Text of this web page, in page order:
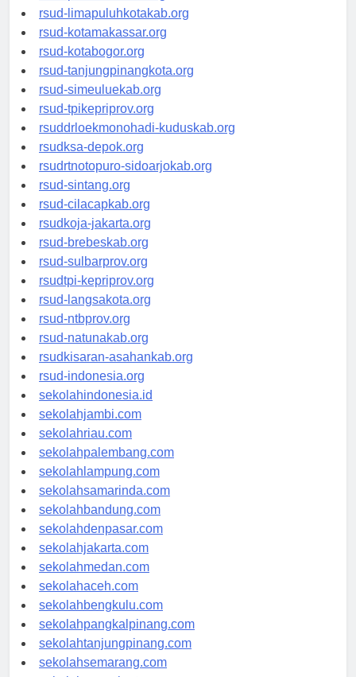
rsud-pasuruankota.org
rsud-limapuluhkotakab.org
rsud-kotamakassar.org
rsud-kotabogor.org
rsud-tanjungpinangkota.org
rsud-simeuluekab.org
rsud-tpikepriprov.org
rsuddrloekmonohadi-kuduskab.org
rsudksa-depok.org
rsudrtnotopuro-sidoarjokab.org
rsud-sintang.org
rsud-cilacapkab.org
rsudkoja-jakarta.org
rsud-brebeskab.org
rsud-sulbarprov.org
rsudtpi-kepriprov.org
rsud-langsakota.org
rsud-ntbprov.org
rsud-natunakab.org
rsudkisaran-asahankab.org
rsud-indonesia.org
sekolahindonesia.id
sekolahjambi.com
sekolahriau.com
sekolahpalembang.com
sekolahlampung.com
sekolahsamarinda.com
sekolahbandung.com
sekolahdenpasar.com
sekolahjakarta.com
sekolahmedan.com
sekolahaceh.com
sekolahbengkulu.com
sekolahpangkalpinang.com
sekolahtanjungpinang.com